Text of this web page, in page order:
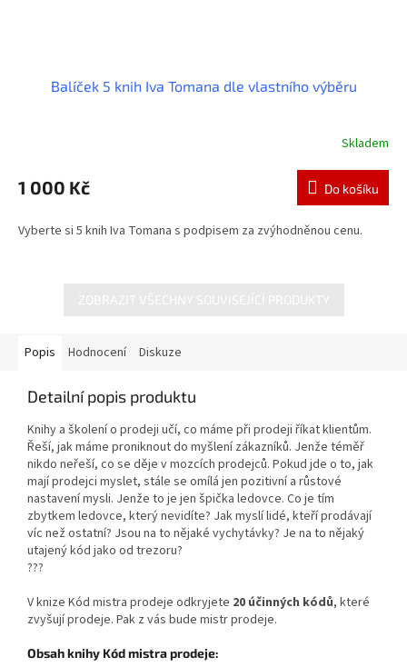
Balíček 5 knih Iva Tomana dle vlastního výběru
produktu
je
z
Skladem
1 000 Kč Do košíku
Vyberte si 5 knih Iva Tomana s podpisem za zvýhodněnou cenu.
Popis Hodnocení Diskuze
Detailní popis produktu
Knihy a školení o prodeji učí, co máme při prodeji říkat klientům.
Řeší, jak máme proniknout do myšlení zákazníků. Jenže téměř
nikdo neřeší, co se děje v mozcích prodejců. Pokud jde o to, jak
mají prodejci myslet, stále se omílá jen pozitivní a růstové
nastavení mysli. Jenže to je jen špička ledovce. Co je tím
zbytkem ledovce, který nevidíte? Jak myslí lidé, kteří prodávají
víc než ostatní? Jsou na to nějaké vychytávky? Je na to nějaký
utajený kód jako od trezoru?
???
V knize Kód mistra prodeje odkryjete 20 účinných kódů, které
zvyšují prodeje. Pak z vás bude mistr prodeje.
Obsah knihy Kód mistra prodeje: